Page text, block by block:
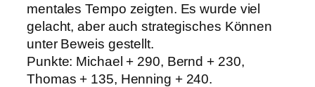
mentales Tempo zeigten. Es wurde viel
gelacht, aber auch strategisches Können
unter Beweis gestellt.
Punkte: Michael + 290, Bernd + 230,
Thomas + 135, Henning + 240.